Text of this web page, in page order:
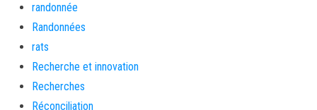
randonnée
Randonnées
rats
Recherche et innovation
Recherches
Réconciliation